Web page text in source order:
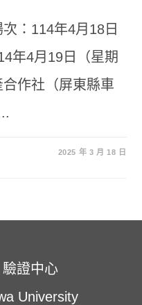
：114年4月18日
年4月19日（星期
作社（屏東縣車
2025 年 3 月 18 日
證中心
University